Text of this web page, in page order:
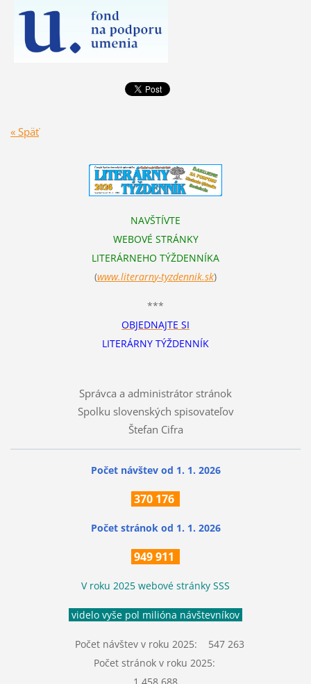
« Späť
NAVŠTÍVTE
WEBOVÉ STRÁNKY
LITERÁRNEHO TÝŽDENNÍKA
(www.literarny-tyzdennik.sk)
***
OBJEDNAJTE SI
LITERÁRNY TÝŽDENNÍK
Správca a administrátor stránok
Spolku slovenských spisovateľov
Štefan Cifra
Počet návštev od 1. 1. 2026
370 176
Počet stránok od 1. 1. 2026
949 911
V roku 2025 webové stránky SSS
videlo vyše pol milióna návštevníkov
Počet návštev v roku 2025: 547 263
Počet stránok v roku 2025: